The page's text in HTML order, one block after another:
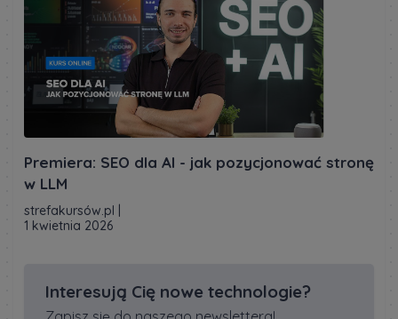
Premiera: SEO dla AI - jak pozycjonować stronę
w LLM
strefakursów.pl
1 kwietnia 2026
Interesują Cię nowe technologie?